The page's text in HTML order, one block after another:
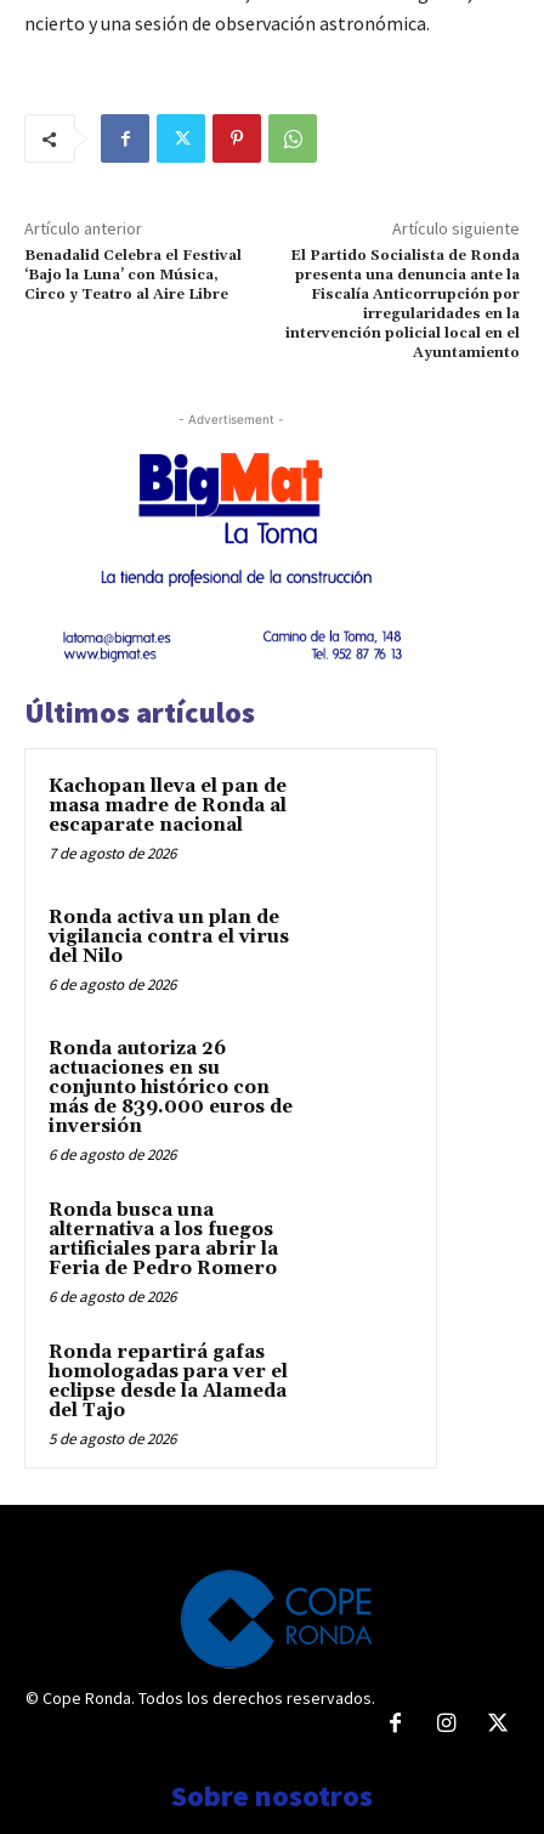
ncierto y una sesión de observación astronómica.
Artículo anterior
Benadalid Celebra el Festival
‘Bajo la Luna’ con Música,
Circo y Teatro al Aire Libre
Artículo siguiente
El Partido Socialista de Ronda
presenta una denuncia ante la
Fiscalía Anticorrupción por
irregularidades en la
intervención policial local en el
Ayuntamiento
- Advertisement -
Últimos artículos
Kachopan lleva el pan de
masa madre de Ronda al
escaparate nacional
7 de agosto de 2026
Ronda activa un plan de
vigilancia contra el virus
del Nilo
6 de agosto de 2026
Ronda autoriza 26
actuaciones en su
conjunto histórico con
más de 839.000 euros de
inversión
6 de agosto de 2026
Ronda busca una
alternativa a los fuegos
artificiales para abrir la
Feria de Pedro Romero
6 de agosto de 2026
Ronda repartirá gafas
homologadas para ver el
eclipse desde la Alameda
del Tajo
5 de agosto de 2026
© Cope Ronda. Todos los derechos reservados.
Sobre nosotros